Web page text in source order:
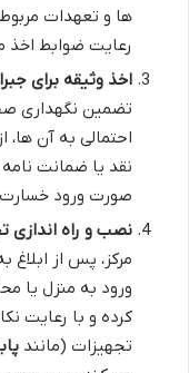
ها و تعهدات
رعایت ضوابط اخذ
اخذ وثیقه برای
تضمین نگهداری
احتمالی به آن ها،
نقد یا ضمانت
صورت ورود خسارت
نصب و راه اندازی
مرکز، پس از
ورود به منزل یا
کرده و با رعایت
تجهیزات (مانند